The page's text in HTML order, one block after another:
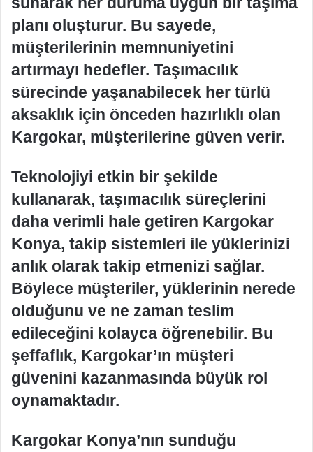
planı oluşturur. Bu sayede,
müşterilerinin memnuniyetini
artırmayı hedefler. Taşımacılık
sürecinde yaşanabilecek her türlü
aksaklık için önceden hazırlıklı olan
Kargokar, müşterilerine güven verir.
Teknolojiyi etkin bir şekilde
kullanarak, taşımacılık süreçlerini
daha verimli hale getiren Kargokar
Konya, takip sistemleri ile yüklerinizi
anlık olarak takip etmenizi sağlar.
Böylece müşteriler, yüklerinin nerede
olduğunu ve ne zaman teslim
edileceğini kolayca öğrenebilir. Bu
şeffaflık, Kargokar’ın müşteri
güvenini kazanmasında büyük rol
oynamaktadır.
Kargokar Konya’nın sunduğu